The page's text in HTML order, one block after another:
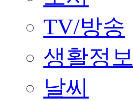
TV/방송
생활정보
날씨